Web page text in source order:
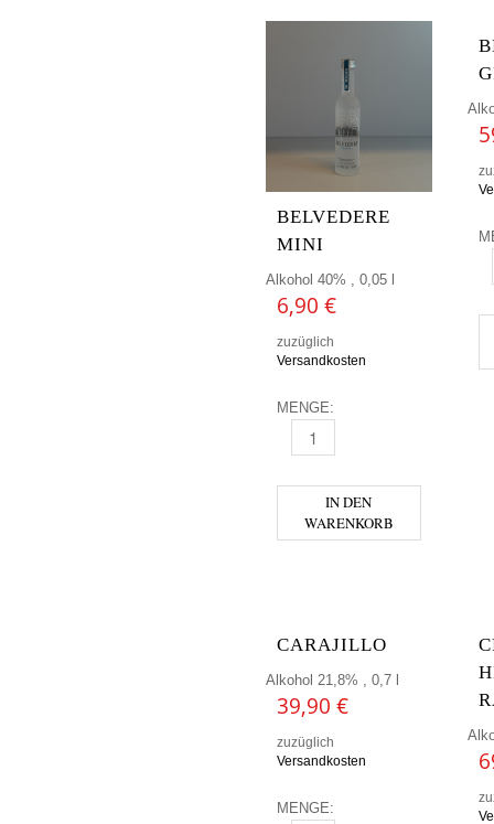
BELVEDERE
MINI
Alkohol 40% , 0,05 l
6,90 €
zuzüglich
Versandkosten
MENGE:
BELVEDERE MINI MENGE
IN DEN
WARENKORB
CARAJILLO
Alkohol 21,8% , 0,7 l
39,90 €
zuzüglich
Versandkosten
MENGE: